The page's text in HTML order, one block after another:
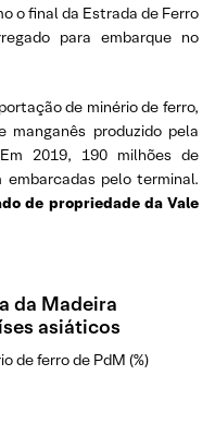
o final da Estrada de Ferro
para embarque no
de minério de ferro,
manganês produzido pela
2019, 190 milhões de
pelo terminal.
de propriedade da Vale
da Madeira
asiáticos
de ferro de PdM (%)